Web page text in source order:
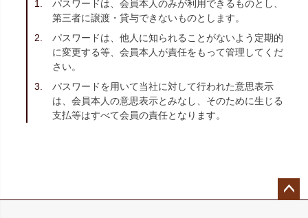
パスワードは、会員本人のみが利用できるものとし、
第三者に譲渡・貸与できないものとします。
パスワードは、他人に知られることがないよう定期的
に変更する等、会員本人が責任をもって管理してくだ
さい。
パスワードを用いて当社に対して行われた意思表示
は、会員本人の意思表示とみなし、そのために生じる
支払等はすべて会員の責任となります。